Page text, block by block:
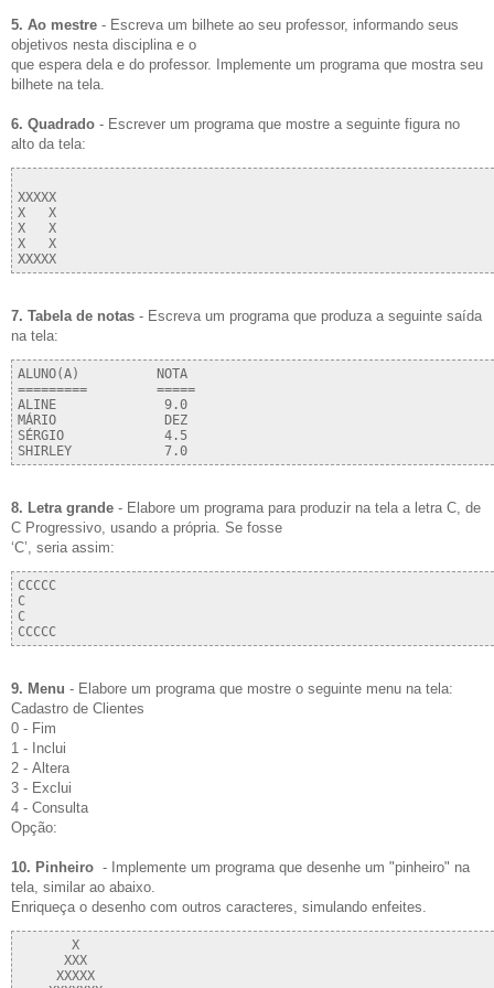
5. Ao mestre - Escreva um bilhete ao seu professor, informando seus
objetivos nesta disciplina e o
que espera dela e do professor. Implemente um programa que mostra seu
bilhete na tela.
6. Quadrado - Escrever um programa que mostre a seguinte figura no
alto da tela:
XXXXX
X   X
X   X
X   X
7. Tabela de notas - Escreva um programa que produza a seguinte saída
na tela:
ALUNO(A)          NOTA
=========         =====
ALINE              9.0
MÁRIO              DEZ
SÉRGIO             4.5
8. Letra grande - Elabore um programa para produzir na tela a letra C, de
C Progressivo, usando a própria. Se fosse
‘C’, seria assim:
CCCCC
C
C
9. Menu - Elabore um programa que mostre o seguinte menu na tela:
Cadastro de Clientes
0 - Fim
1 - Inclui
2 - Altera
3 - Exclui
4 - Consulta
Opção:
10. Pinheiro - Implemente um programa que desenhe um "pinheiro" na
tela, similar ao abaixo.
Enriqueça o desenho com outros caracteres, simulando enfeites.
       X
      XXX
     XXXXX